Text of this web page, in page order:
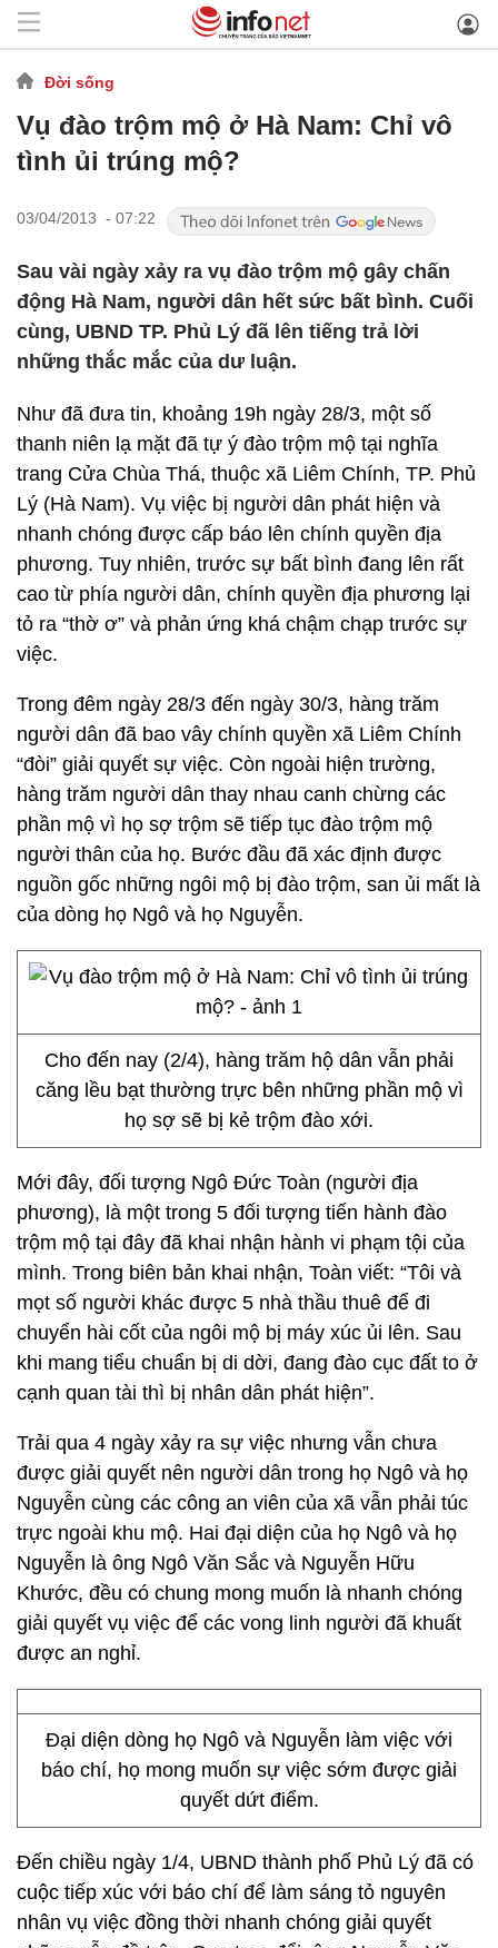
Đời sống
Vụ đào trộm mộ ở Hà Nam: Chỉ vô
tình ủi trúng mộ?
03/04/2013 - 07:22
Sau vài ngày xảy ra vụ đào trộm mộ gây chấn
động Hà Nam, người dân hết sức bất bình. Cuối
cùng, UBND TP. Phủ Lý đã lên tiếng trả lời
những thắc mắc của dư luận.
Như đã đưa tin, khoảng 19h ngày 28/3, một số
thanh niên lạ mặt đã tự ý đào trộm mộ tại nghĩa
trang Cửa Chùa Thá, thuộc xã Liêm Chính, TP. Phủ
Lý (Hà Nam). Vụ việc bị người dân phát hiện và
nhanh chóng được cấp báo lên chính quyền địa
phương. Tuy nhiên, trước sự bất bình đang lên rất
cao từ phía người dân, chính quyền địa phương lại
tỏ ra “thờ ơ” và phản ứng khá chậm chạp trước sự
việc.
Trong đêm ngày 28/3 đến ngày 30/3, hàng trăm
người dân đã bao vây chính quyền xã Liêm Chính
“đòi” giải quyết sự việc. Còn ngoài hiện trường,
hàng trăm người dân thay nhau canh chừng các
phần mộ vì họ sợ trộm sẽ tiếp tục đào trộm mộ
người thân của họ. Bước đầu đã xác định được
nguồn gốc những ngôi mộ bị đào trộm, san ủi mất là
của dòng họ Ngô và họ Nguyễn.
Cho đến nay (2/4), hàng trăm hộ dân vẫn phải
căng lều bạt thường trực bên những phần mộ vì
họ sợ sẽ bị kẻ trộm đào xới.
Mới đây, đối tượng Ngô Đức Toàn (người địa
phương), là một trong 5 đối tượng tiến hành đào
trộm mộ tại đây đã khai nhận hành vi phạm tội của
mình. Trong biên bản khai nhận, Toàn viết: “Tôi và
mọt số người khác được 5 nhà thầu thuê để đi
chuyển hài cốt của ngôi mộ bị máy xúc ủi lên. Sau
khi mang tiểu chuẩn bị di dời, đang đào cục đất to ở
cạnh quan tài thì bị nhân dân phát hiện”.
Trải qua 4 ngày xảy ra sự việc nhưng vẫn chưa
được giải quyết nên người dân trong họ Ngô và họ
Nguyễn cùng các công an viên của xã vẫn phải túc
trực ngoài khu mộ. Hai đại diện của họ Ngô và họ
Nguyễn là ông Ngô Văn Sắc và Nguyễn Hữu
Khước, đều có chung mong muốn là nhanh chóng
giải quyết vụ việc để các vong linh người đã khuất
được an nghỉ.
Đại diện dòng họ Ngô và Nguyễn làm việc với
báo chí, họ mong muốn sự việc sớm được giải
quyết dứt điểm.
Đến chiều ngày 1/4, UBND thành phố Phủ Lý đã có
cuộc tiếp xúc với báo chí để làm sáng tỏ nguyên
nhân vụ việc đồng thời nhanh chóng giải quyết